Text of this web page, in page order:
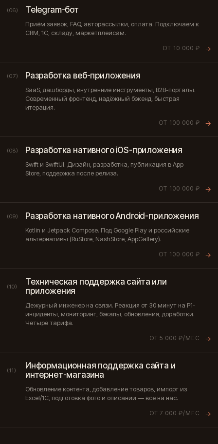
(06) Telegram-бот
Приём заявок, FAQ, авторассылки, оплата. Подключаем к
CRM, 1С, складу, маркетплейсам.
ОТ 10 000 ₽ →
(07) Разработка веб-приложения
SaaS, дашборды, внутренние инструменты, B2B-порталы.
Современный фронтенд, надёжный бэкенд, быстрая
итерация.
ОТ 100 000 ₽ →
(08) Разработка нативного iOS-приложения
Swift и SwiftUI. Дизайн, разработка, публикация в App
Store, поддержка после релиза.
ОТ 100 000 ₽ →
(09) Разработка нативного Android-приложения
Kotlin и Jetpack Compose. Под Google Play и российские
альтернативы (RuStore, NashStore, AppGallery).
ОТ 100 000 ₽ →
(10)
Техническая поддержка сайта или
приложения
Дежурный инженер на связи. Реакция от 30 минут на P1-
инциденты, мониторинг, бэкапы, обновления, доработки.
Четыре тарифа.
ОТ 5 000 ₽/МЕС →
(11)
Информационная поддержка сайта и
интернет-магазина
Обновление контента, добавление товаров, импорт из
Excel/1С, подготовка фото и описаний — всё на нас.
ОТ 7 000 ₽/МЕС →